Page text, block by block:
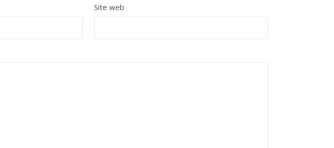
Site web